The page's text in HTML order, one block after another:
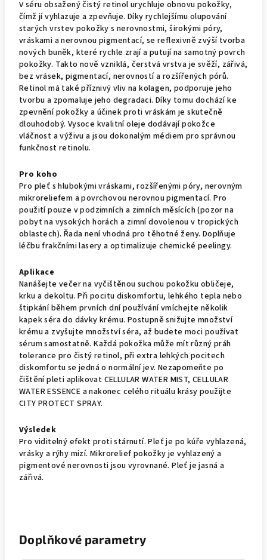
V séru obsažený čistý retinol urychluje obnovu pokožky,
čímž jí vyhlazuje a zpevňuje. Díky rychlejšímu olupování
starých vrstev pokožky s nerovnostmi, širokými póry,
vráskami a nerovnou pigmentací, se reflexivně zvýší tvorba
nových buněk, které rychle zrají a putují na samotný povrch
pokožky. Takto nově vzniklá, čerstvá vrstva je svěží, zářivá,
bez vrásek, pigmentací, nerovností a rozšířených pórů.
Retinol má také příznivý vliv na kolagen, podporuje jeho
tvorbu a zpomaluje jeho degradaci. Díky tomu dochází ke
zpevnění pokožky a účinek proti vráskám je skutečně
dlouhodobý. Vysoce kvalitní oleje dodávají pokožce
vláčnost a výživu a jsou dokonalým médiem pro správnou
funkčnost retinolu.
Pro koho
Pro pleť s hlubokými vráskami, rozšířenými póry, nerovným
mikroreliefem a povrchovou nerovnou pigmentací. Pro
použití pouze v podzimních a zimních měsících (pozor na
pobyt na vysokých horách a zimní dovolenou v tropických
oblastech). Řada není vhodná pro těhotné ženy. Doplňuje
léčbu frakčními lasery a optimalizuje chemické peelingy.
Aplikace
Nanášejte večer na vyčištěnou suchou pokožku obličeje,
krku a dekoltu. Při pocitu diskomfortu, lehkého tepla nebo
štipkání během prvních dní používání vmíchejte několik
kapek séra do dávky krému. Postupně snižujte množství
krému a zvyšujte množství séra, až budete moci používat
sérum samostatně. Každá pokožka může mít různý práh
tolerance pro čistý retinol, při extra lehkých pocitech
diskomfortu se jedná o normální jev. Nezapomeňte po
čištění pleti aplikovat CELLULAR WATER MIST, CELLULAR
WATER ESSENCE a nakonec celého rituálu krásy použijte
CITY PROTECT SPRAY.
Výsledek
Pro viditelný efekt proti stárnutí. Pleť je po kúře vyhlazená,
vrásky a rýhy mizí. Mikrorelief pokožky je vyhlazený a
pigmentové nerovnosti jsou vyrovnané. Pleť je jasná a
zářivá.
Doplňkové parametry